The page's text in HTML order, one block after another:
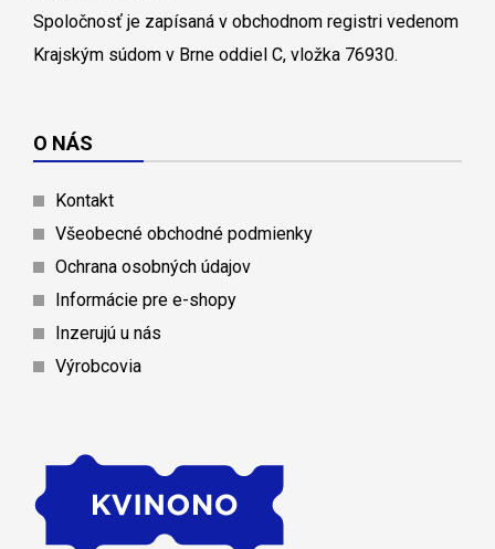
Spoločnosť je zapísaná v obchodnom registri vedenom
Krajským súdom v Brne oddiel C, vložka 76930.
O NÁS
Kontakt
Všeobecné obchodné podmienky
Ochrana osobných údajov
Informácie pre e-shopy
Inzerujú u nás
Výrobcovia